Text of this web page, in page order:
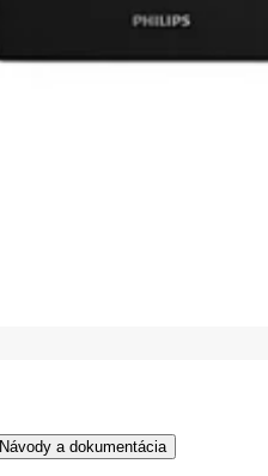
Návody a dokumentácia